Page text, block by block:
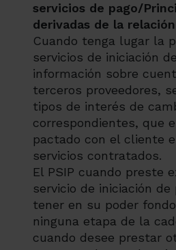
servicios de pago/
derivadas de la
Cuando tenga lugar la
servicios de iniciación
información sobre
terceros proveedores,
tipos de interés de
correspondientes, que
pactado con el cliente
servicios contratados.
El PSIP cuando preste
servicio de iniciación de
tener en su poder
ninguna etapa de la
cuando desee prestar